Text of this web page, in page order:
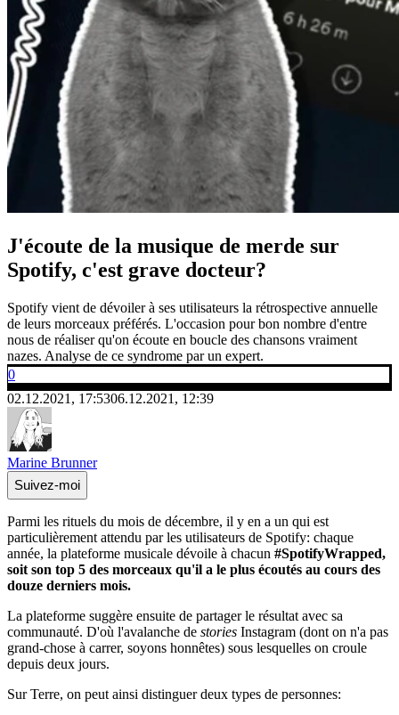
J'écoute de la musique de merde sur
Spotify, c'est grave docteur?
Spotify vient de dévoiler à ses utilisateurs la rétrospective annuelle
de leurs morceaux préférés. L'occasion pour bon nombre d'entre
nous de réaliser qu'on écoute en boucle des chansons vraiment
nazes. Analyse de ce syndrome par un expert.
0
02.12.2021, 17:5306.12.2021, 12:39
Marine Brunner
Suivez-moi
Parmi les rituels du mois de décembre, il y en a un qui est
particulièrement attendu par les utilisateurs de Spotify: chaque
année, la plateforme musicale dévoile à chacun #SpotifyWrapped,
soit son top 5 des morceaux qu'il a le plus écoutés au cours des
douze derniers mois.
La plateforme suggère ensuite de partager le résultat avec sa
communauté. D'où l'avalanche de stories Instagram (dont on n'a pas
grand-chose à carrer, soyons honnêtes) sous lesquelles on croule
depuis deux jours.
Sur Terre, on peut ainsi distinguer deux types de personnes: